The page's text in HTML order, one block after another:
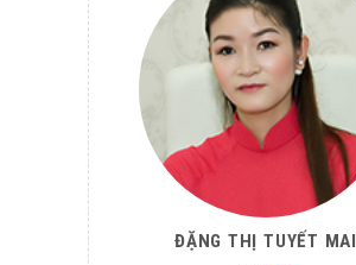
ĐẶNG THỊ TUYẾT MAI